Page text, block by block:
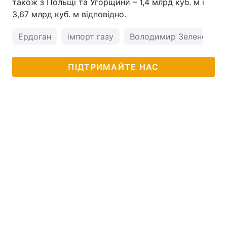
також з Польщі та Угорщини – 1,4 млрд куб. м і
3,67 млрд куб. м відповідно.
Ердоган імпорт газу Володимир Зеленський
ПІДТРИМАЙТЕ НАС